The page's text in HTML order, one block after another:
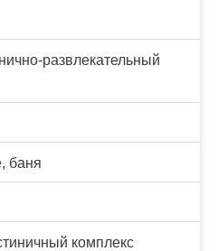
развлекательный
баня
комплекс